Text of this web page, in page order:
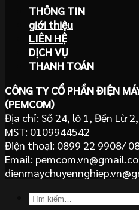
THÔNG TIN
giới thiệu
LIÊN HỆ
DỊCH VỤ
THANH TOÁN
CÔNG TY CỔ PHẦN ĐIỆN
(PEMCOM)
Địa chỉ: Số 24, lô 1, Đền Lừ
MST: 0109944542
Điện thoại: 0899 22 9908/
Email:
Tìm